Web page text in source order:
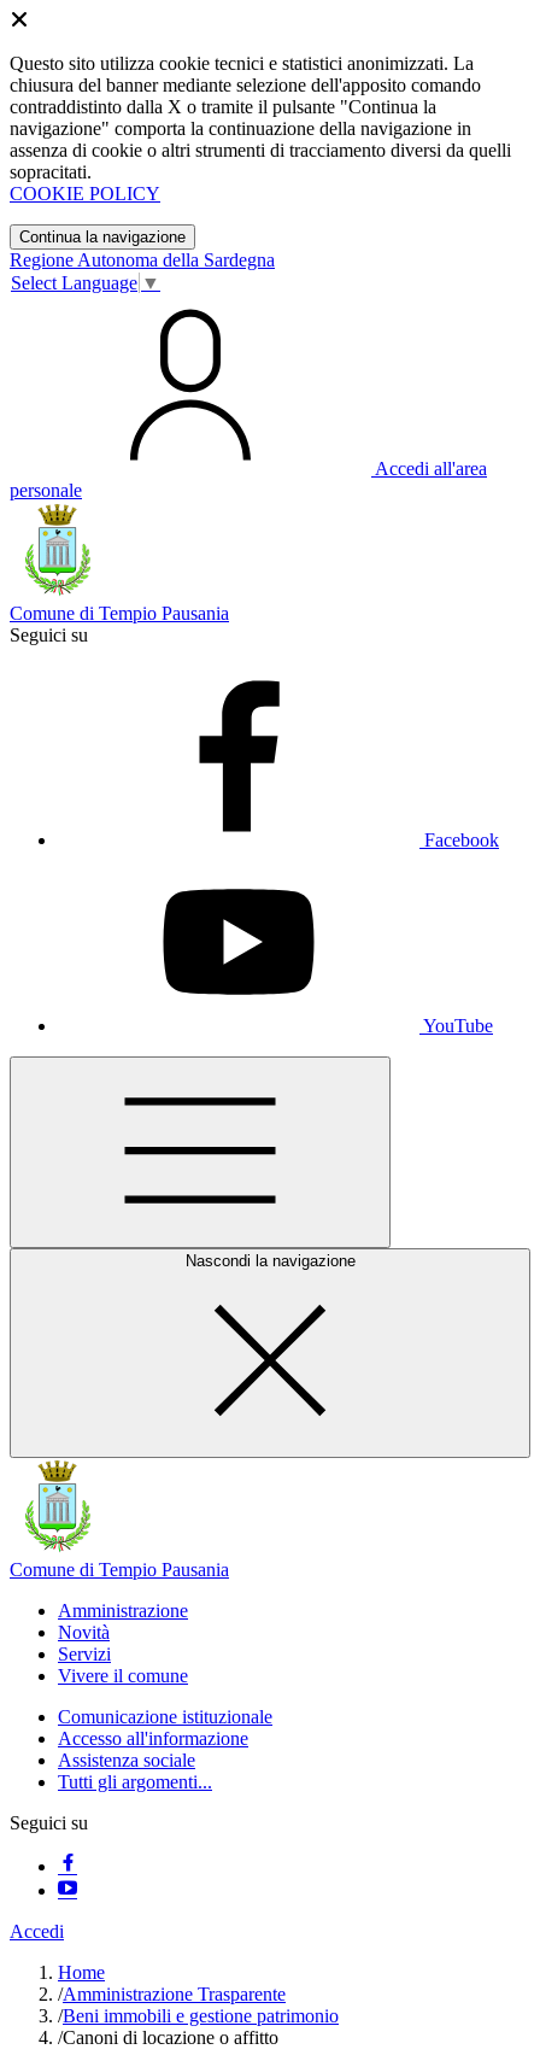
Questo sito utilizza cookie tecnici e statistici anonimizzati. La
chiusura del banner mediante selezione dell'apposito comando
contraddistinto dalla X o tramite il pulsante "Continua la
navigazione" comporta la continuazione della navigazione in
assenza di cookie o altri strumenti di tracciamento diversi da quelli
sopracitati.
COOKIE POLICY
Continua la navigazione
Regione Autonoma della Sardegna
Select Language ▼
Accedi all'area
personale
Comune di Tempio Pausania
Seguici su
Facebook
YouTube
Nascondi la navigazione
Comune di Tempio Pausania
Amministrazione
Novità
Servizi
Vivere il comune
Comunicazione istituzionale
Accesso all'informazione
Assistenza sociale
Tutti gli argomenti...
Seguici su
Accedi
Home
/Amministrazione Trasparente
/Beni immobili e gestione patrimonio
/Canoni di locazione o affitto